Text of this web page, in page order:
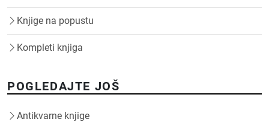
Knjige na popustu
Kompleti knjiga
POGLEDAJTE JOŠ
Antikvarne knjige